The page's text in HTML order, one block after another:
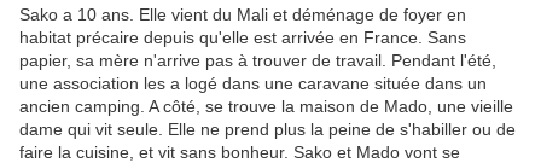
Sako a 10 ans. Elle vient du Mali et déménage de foyer en
habitat précaire depuis qu'elle est arrivée en France. Sans
papier, sa mère n'arrive pas à trouver de travail. Pendant l'été,
une association les a logé dans une caravane située dans un
ancien camping. A côté, se trouve la maison de Mado, une vieille
dame qui vit seule. Elle ne prend plus la peine de s'habiller ou de
faire la cuisine, et vit sans bonheur. Sako et Mado vont se